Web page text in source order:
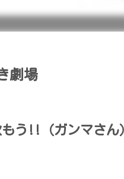
劇場
もう!!（ガンマさん